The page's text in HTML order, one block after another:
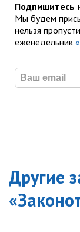
Подпишитесь
Мы будем
нельзя
еженедельник
Другие
«